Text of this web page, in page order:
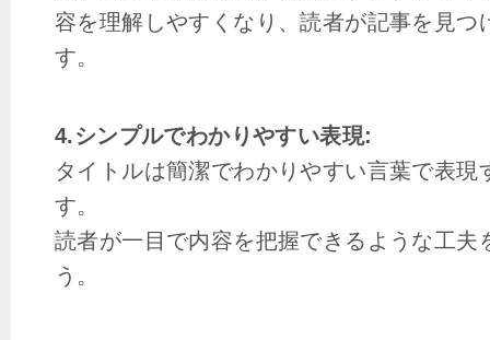
容を理解しやすくなり、読者が記事を見つ
す。
4.シンプルでわかりやすい表現:
タイトルは簡潔でわかりやすい言葉で表現
す。
読者が一目で内容を把握できるような工夫
う。